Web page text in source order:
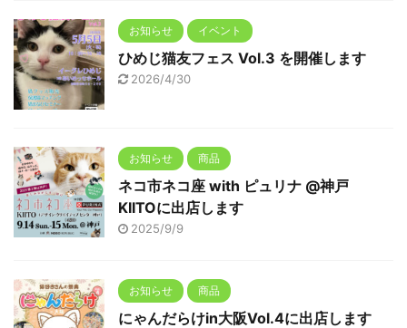
お知らせ イベント
ひめじ猫友フェス Vol.3 を開催します
2026/4/30
お知らせ 商品
ネコ市ネコ座 with ピュリナ @神戸
KIITOに出店します
2025/9/9
お知らせ 商品
にゃんだらけin大阪Vol.4に出店します